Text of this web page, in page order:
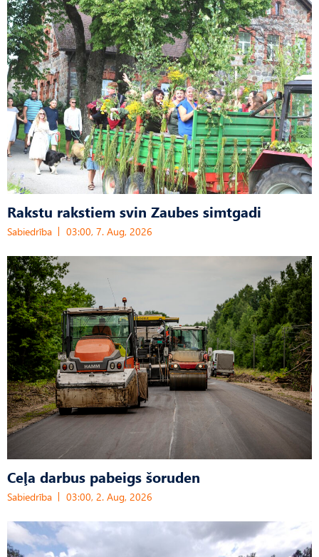
Rakstu rakstiem svin Zaubes simtgadi
Sabiedrība 03:00, 7. Aug, 2026
Ceļa darbus pabeigs šoruden
Sabiedrība 03:00, 2. Aug, 2026